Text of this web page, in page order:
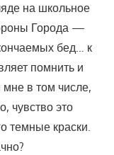
на школьное
Города —
бед… к
помнить и
в том числе,
чув­ство это
темные краски.